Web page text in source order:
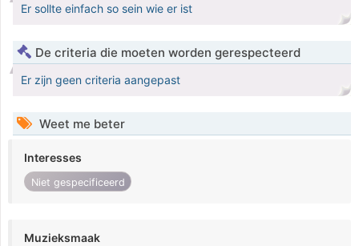
Er sollte einfach so sein wie er ist
De criteria die moeten worden gerespecteerd
Er zijn geen criteria aangepast
Weet me beter
Interesses
Niet gespecificeerd
Muzieksmaak